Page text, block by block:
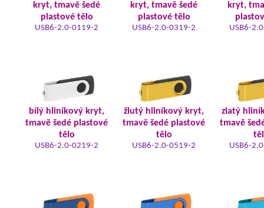
kryt, tmavě šedé
plastové tělo
USB6-2.0-0119-2
kryt, tmavě šedé
plastové tělo
USB6-2.0-0319-2
kryt,
USB6-
bílý hliníkový kryt,
tmavě šedé plastové
tělo
USB6-2.0-0219-2
žlutý hliníkový kryt,
tmavě šedé plastové
tělo
USB6-2.0-0519-2
zlatý
tmavě
USB6-